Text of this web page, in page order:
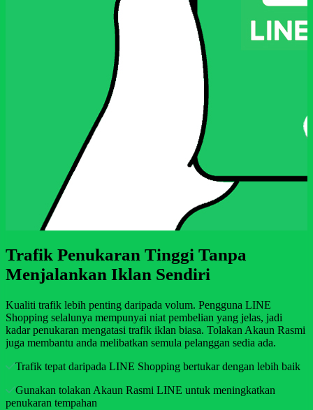
Trafik Penukaran Tinggi Tanpa
Menjalankan Iklan Sendiri
Kualiti trafik lebih penting daripada volum. Pengguna LINE
Shopping selalunya mempunyai niat pembelian yang jelas, jadi
kadar penukaran mengatasi trafik iklan biasa. Tolakan Akaun Rasmi
juga membantu anda melibatkan semula pelanggan sedia ada.
Trafik tepat daripada LINE Shopping bertukar dengan lebih baik
Gunakan tolakan Akaun Rasmi LINE untuk meningkatkan
penukaran tempahan